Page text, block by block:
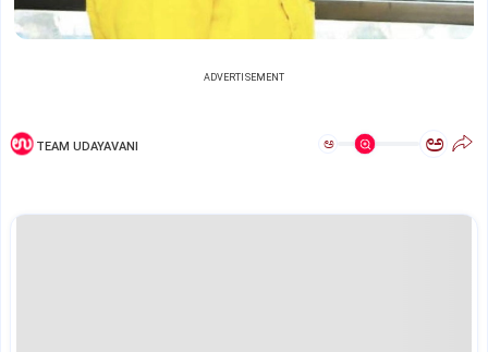
ADVERTISEMENT
TEAM UDAYAVANI ಅ ಅ